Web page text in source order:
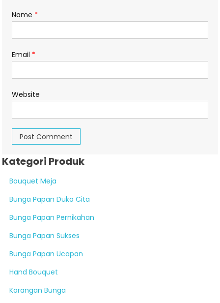
Name *
Email *
Website
Kategori Produk
Bouquet Meja
Bunga Papan Duka Cita
Bunga Papan Pernikahan
Bunga Papan Sukses
Bunga Papan Ucapan
Hand Bouquet
Karangan Bunga